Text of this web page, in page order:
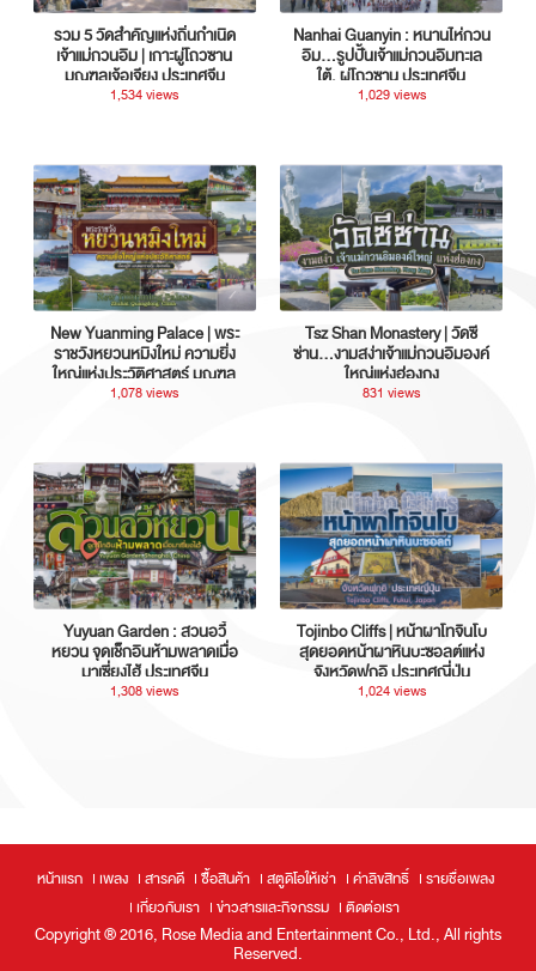
รวม 5 วัดสำคัญแห่งถิ่นกำเนิด
เจ้าแม่กวนอิม | เกาะผู่โถวซาน
มณฑลเจ้อเจียง ประเทศจีน
1,534 views
Nanhai Guanyin : หนานไห่กวน
อิม...รูปปั้นเจ้าแม่กวนอิมทะเล
ใต้, ผู่โถวซาน ประเทศจีน
1,029 views
New Yuanming Palace | พระ
ราชวังหยวนหมิงใหม่ ความยิ่ง
ใหญ่แห่งประวัติศาสตร์ มณฑล
กวางตุ้ง ประเทศจีน
1,078 views
Tsz Shan Monastery | วัดซี
ซ่าน…งามสง่าเจ้าแม่กวนอิมองค์
ใหญ่แห่งฮ่องกง
831 views
Yuyuan Garden : สวนอวี้
หยวน จุดเช็กอินห้ามพลาดเมื่อ
มาเซี่ยงไฮ้ ประเทศจีน
1,308 views
Tojinbo Cliffs | หน้าผาโทจินโบ
สุดยอดหน้าผาหินบะซอลต์แห่ง
จังหวัดฟุกุอิ ประเทศญี่ปุ่น
1,024 views
หน้าแรก เพลง สารคดี ซื้อสินค้า สตูดิโอให้เช่า ค่าลิขสิทธิ์
รายชื่อเพลง
เกี่ยวกับเรา
ข่าวสารและกิจกรรม ติดต่อเรา
Copyright ® 2016, Rose Media and Entertainment Co., Ltd., All rights
Reserved.